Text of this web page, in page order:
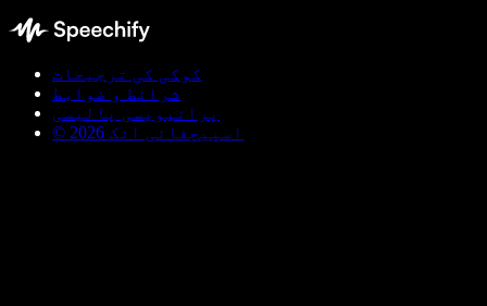
کوکی کی ترجیحات
شرائط و ضوابط
پرائیویسی پالیسی
© اسپیچفائی انک 2026